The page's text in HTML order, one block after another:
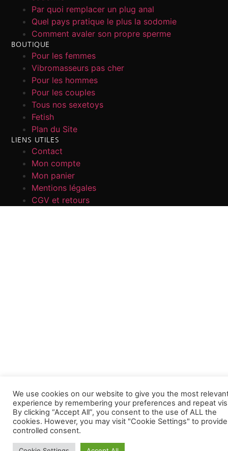
Par quoi remplacer un plug anal
Quel pays pratique le plus la sodomie
Comment avaler son propre sperme
BOUTIQUE
Pour les femmes
Vibromasseurs pas cher
Pour les hommes
Pour les couples
Tous nos sexetoys
Fetish
Plan du Site
LIENS UTILES
Contact
Mon compte
Mon panier
Mentions légales
CGV et retours
We use cookies on our website to give you the most
experience by remembering your preferences and repeat
By clicking “Accept All”, you consent to the use of ALL the
cookies. However, you may visit "Cookie Settings" to
controlled consent.